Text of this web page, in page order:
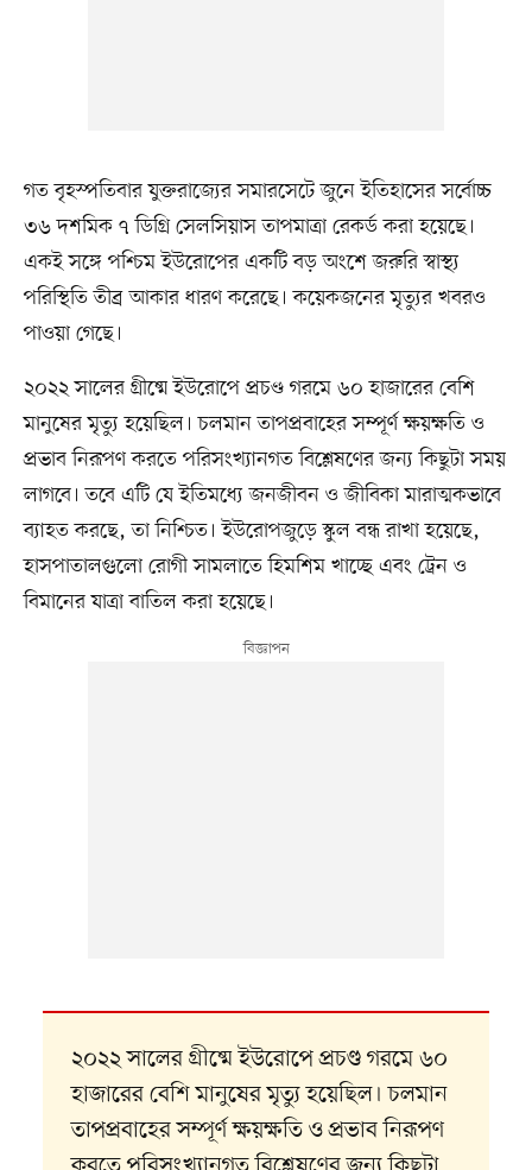
গত বৃহস্পতিবার যুক্তরাজ্যের সমারসেটে জুনে ইতিহাসের সর্বোচ্চ
৩৬ দশমিক ৭ ডিগ্রি সেলসিয়াস তাপমাত্রা রেকর্ড করা হয়েছে।
একই সঙ্গে পশ্চিম ইউরোপের একটি বড় অংশে জরুরি স্বাস্থ্য
পরিস্থিতি তীব্র আকার ধারণ করেছে। কয়েকজনের মৃত্যুর খবরও
পাওয়া গেছে।
২০২২ সালের গ্রীষ্মে ইউরোপে প্রচণ্ড গরমে ৬০ হাজারের বেশি
মানুষের মৃত্যু হয়েছিল। চলমান তাপপ্রবাহের সম্পূর্ণ ক্ষয়ক্ষতি ও
প্রভাব নিরূপণ করতে পরিসংখ্যানগত বিশ্লেষণের জন্য কিছুটা সময়
লাগবে। তবে এটি যে ইতিমধ্যে জনজীবন ও জীবিকা মারাত্মকভাবে
ব্যাহত করছে, তা নিশ্চিত। ইউরোপজুড়ে স্কুল বন্ধ রাখা হয়েছে,
হাসপাতালগুলো রোগী সামলাতে হিমশিম খাচ্ছে এবং ট্রেন ও
বিমানের যাত্রা বাতিল করা হয়েছে।
২০২২ সালের গ্রীষ্মে ইউরোপে প্রচণ্ড গরমে ৬০
হাজারের বেশি মানুষের মৃত্যু হয়েছিল। চলমান
তাপপ্রবাহের সম্পূর্ণ ক্ষয়ক্ষতি ও প্রভাব নিরূপণ